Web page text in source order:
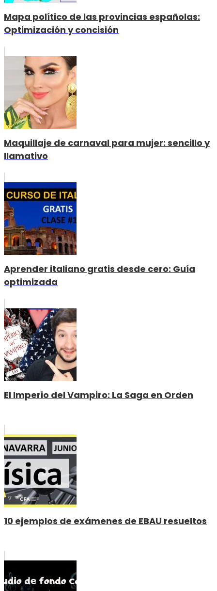
Mapa político de las provincias españolas:
Optimización y concisión
Maquillaje de carnaval para mujer: sencillo y
llamativo
Aprender italiano gratis desde cero: Guía
optimizada
El Imperio del Vampiro: La Saga en Orden
10 ejemplos de exámenes de EBAU resueltos